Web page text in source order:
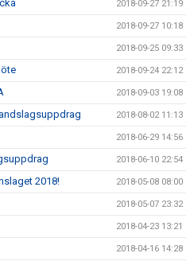
2018-09-27 21:19
2018-09-27 10:18
2018-09-25 09:33
2018-09-24 22:12
2018-09-03 19:08
2018-08-02 11:13
2018-06-29 14:56
2018-06-10 22:54
2018! 2018-05-08 08:00
2018-05-07 23:32
2018-04-23 13:21
2018-04-16 14:28